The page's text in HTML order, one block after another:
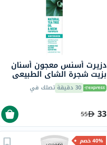
دزيرت أسنس معجون أسنان
بزيت شجرة الشاي الطبيعي
وزيت النيم وينترغرين 6.25
أونصة 176 جرام30 دقيقة تصلك في
33
55
40% خصم